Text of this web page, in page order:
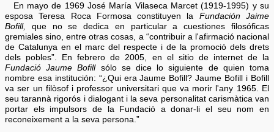
En mayo de 1969 José María Vilaseca Marcet (1919-1995) y su
esposa Teresa Roca Formosa constituyen la Fundación Jaime
Bofill,
que no se dedica en particular a cuestiones filosóficas
gremiales sino, entre otras cosas, a “contribuir a l'afirmació nacional
de Catalunya en el marc del respecte i de la promoció dels drets
dels pobles”. En febrero de 2005, en el sitio de internet de la
Fundació Jaume Bofillsólo se dice lo siguiente de quien toma
nombre esa institución: “¿Qui era Jaume Bofill? Jaume Bofill i Bofill
va ser un filòsof i professor universitari que va morir l'any 1965. El
seu tarannà rigorós i dialogant i la seva personalitat carismàtica van
portar els impulsors de la Fundació a donar-li el seu nom en
reconeixement a la seva persona.”